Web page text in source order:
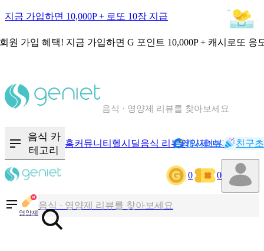
지금 가입하면 10,000P + 로또 10장 지급
원 가입 혜택! 지금 가입하면 G 포인트 10,000P + 캐시로또 응
음식 · 영양제 리뷰를 찾아보세요
음식 카
테고리
홈커뮤니티 헬시딜음식 리뷰영양제NEW기록
캐시리뷰 친구
0 0
영양제
칼로리와 영양성분을 검색해보세요
혈당 · 다이어트 음식 검색해보세요
음식 · 영양제 리뷰를 찾아보세요